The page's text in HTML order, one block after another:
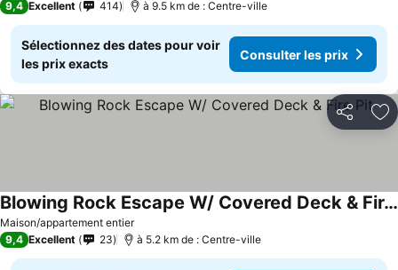
9,4 Excellent 414 à 9.5 km de : Centre-ville
Sélectionnez des dates pour voir
les prix exacts
Consulter les prix
Partager
Maison/appartement entier
Blowing Rock Escape W/ Covered Deck & Fire Pit
Consulter les prix
9,4 Excellent 23 à 5.2 km de : Centre-ville